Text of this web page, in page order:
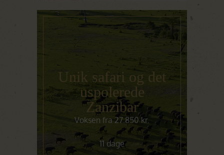
Unik safari og det
uspolerede
Zanzibar
Voksen fra 27.850 kr.
11 dage